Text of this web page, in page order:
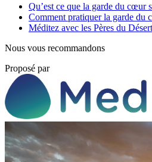
Qu’est ce que la garde du cœur
Comment pratiquer la garde du
Méditez avec les Pères du
Nous vous recommandons
Proposé par